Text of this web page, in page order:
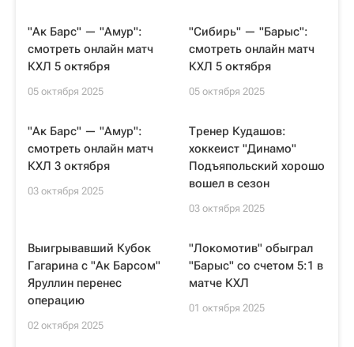
"Ак Барс" — "Амур":
смотреть онлайн матч
КХЛ 5 октября
05 октября 2025
"Сибирь" — "Барыс":
смотреть онлайн матч
КХЛ 5 октября
05 октября 2025
"Ак Барс" — "Амур":
смотреть онлайн матч
КХЛ 3 октября
03 октября 2025
Тренер Кудашов:
хоккеист "Динамо"
Подъяпольский хорошо
вошел в сезон
03 октября 2025
Выигрывавший Кубок
Гагарина с "Ак Барсом"
Яруллин перенес
операцию
02 октября 2025
"Локомотив" обыграл
"Барыс" со счетом 5:1 в
матче КХЛ
01 октября 2025